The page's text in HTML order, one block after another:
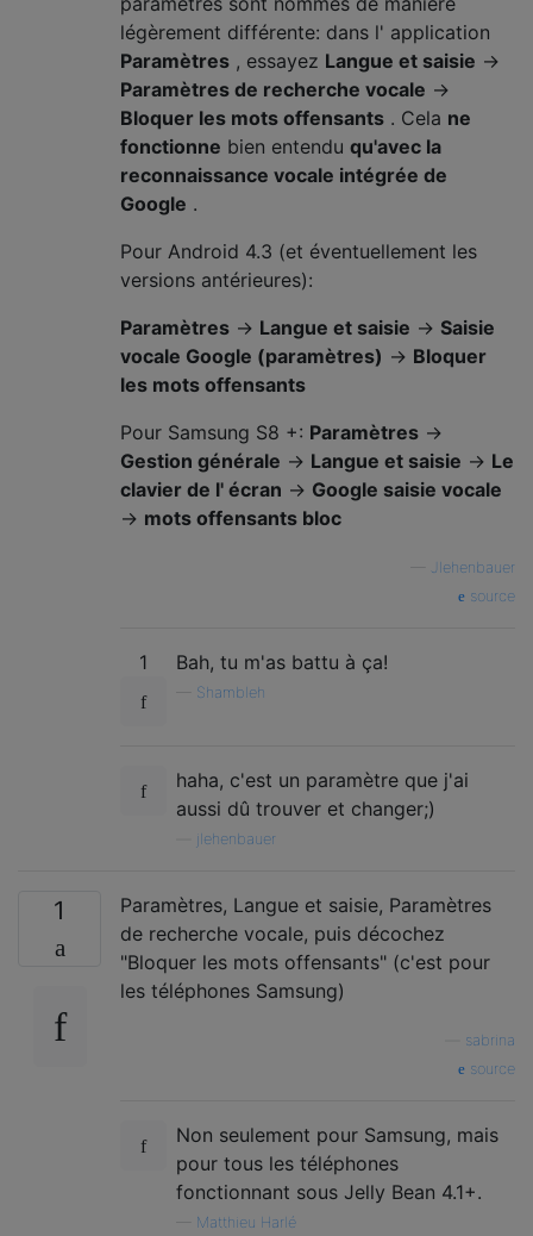
légèrement différente: dans l' application
Paramètres , essayez Langue et saisie →
Paramètres de recherche vocale →
Bloquer les mots offensants . Cela ne
fonctionne bien entendu qu'avec la
reconnaissance vocale intégrée de
Google .
Pour Android 4.3 (et éventuellement les
versions antérieures):
Paramètres → Langue et saisie → Saisie
vocale Google (paramètres) → Bloquer
les mots offensants
Pour Samsung S8 +: Paramètres →
Gestion générale → Langue et saisie → Le
clavier de l' écran → Google saisie vocale
→ mots offensants bloc
Jlehenbauer
source
1 Bah, tu m'as battu à ça!
Shambleh
haha, c'est un paramètre que j'ai
aussi dû trouver et changer;)
jlehenbauer
1
Paramètres, Langue et saisie, Paramètres
de recherche vocale, puis décochez
"Bloquer les mots offensants" (c'est pour
les téléphones Samsung)
sabrina
source
Non seulement pour Samsung, mais
pour tous les téléphones
fonctionnant sous Jelly Bean 4.1+.
Matthieu Harlé